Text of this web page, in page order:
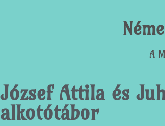
A
József Attila és
alkotótábor